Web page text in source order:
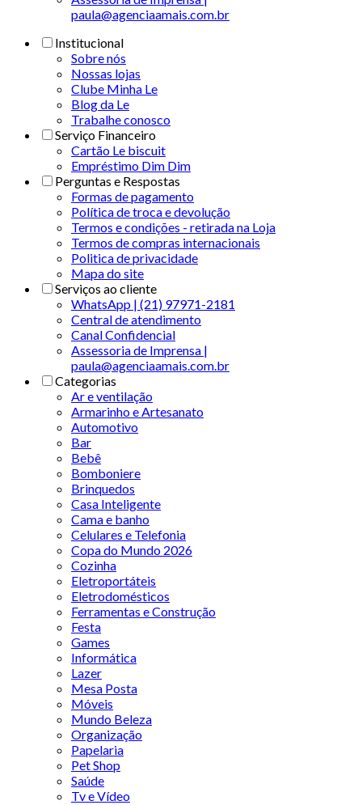
paula@agenciaamais.com.br
Institucional
Sobre nós
Nossas lojas
Clube Minha Le
Blog da Le
Trabalhe conosco
Serviço Financeiro
Cartão Le biscuit
Empréstimo Dim Dim
Perguntas e Respostas
Formas de pagamento
Política de troca e devolução
Termos e condições - retirada na Loja
Termos de compras internacionais
Politica de privacidade
Mapa do site
Serviços ao cliente
WhatsApp | (21) 97971-2181
Central de atendimento
Canal Confidencial
Assessoria de Imprensa |
paula@agenciaamais.com.br
Categorias
Ar e ventilação
Armarinho e Artesanato
Automotivo
Bar
Bebê
Bomboniere
Brinquedos
Casa Inteligente
Cama e banho
Celulares e Telefonia
Copa do Mundo 2026
Cozinha
Eletroportáteis
Eletrodomésticos
Ferramentas e Construção
Festa
Games
Informática
Lazer
Mesa Posta
Móveis
Mundo Beleza
Organização
Papelaria
Pet Shop
Saúde
Tv e Vídeo